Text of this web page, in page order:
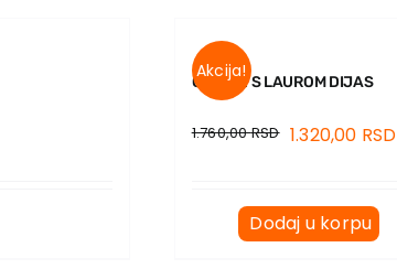
Akcija!
GODINE S LAUROM DIJAS
1.760,00RSD 1.320,00 RSD
Dodaj u korpu